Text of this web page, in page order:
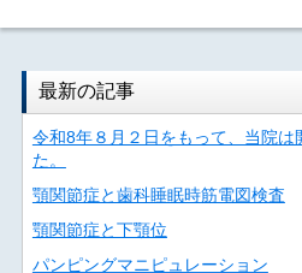
最新の記事
令和8年８月２日をもって、当院は
た。
顎関節症と歯科睡眠時筋電図検査
顎関節症と下顎位
パンピングマニピュレーション